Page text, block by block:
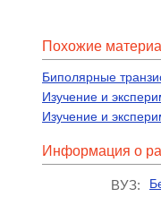
Похожие
Биполярные
Изучение и
Изучение и
Информация о
ВУЗ: